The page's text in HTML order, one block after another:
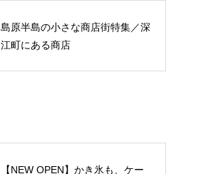
島原半島の小さな商店街特集／深
江町にある商店
【NEW OPEN】かき氷も、ケー